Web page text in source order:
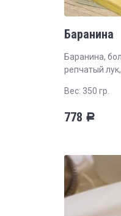
Баранина
Баранина,
репчатый
Вес: 350 гр.
778 Р